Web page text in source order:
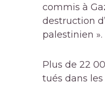
commis à
destruction
palestinien ».
Plus de 22
tués dans